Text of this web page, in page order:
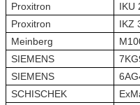
Proxitron
IKU
Proxitron
IKZ
Meinberg
SIEMENS
SIEMENS
SCHISCHEK